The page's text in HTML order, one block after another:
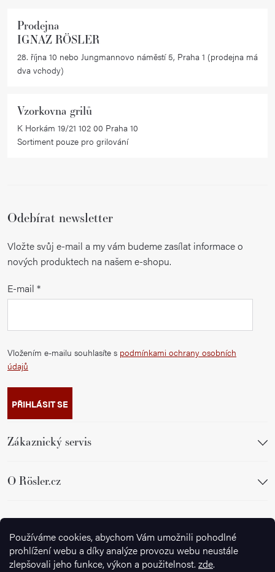
Používáme cookies, abychom Vám umožnili pohodlné
prohlížení webu a díky analýze provozu webu neustále
zlepšovali jeho funkce, výkon a použitelnost. zde.
Prodejna
IGNAZ RÖSLER
28. října 10 nebo Jungmannovo náměstí 5, Praha 1 (prodejna má
dva vchody)
Vzorkovna grilů
K Horkám 19/21 102 00 Praha 10
Sortiment pouze pro grilování
Odebírat newsletter
Vložte svůj e-mail a my vám budeme zasílat informace o
nových produktech na našem e-shopu.
E-mail
Vložením e-mailu souhlasíte s podmínkami ochrany osobních
údajů
PŘIHLÁSIT SE
Zákaznický servis
O Rösler.cz
Sledujte nás